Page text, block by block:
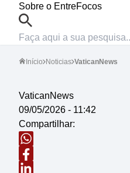
Sobre o EntreFocos
Início Noticias VaticanNews
VaticanNews
09/05/2026 - 11:42
Compartilhar: